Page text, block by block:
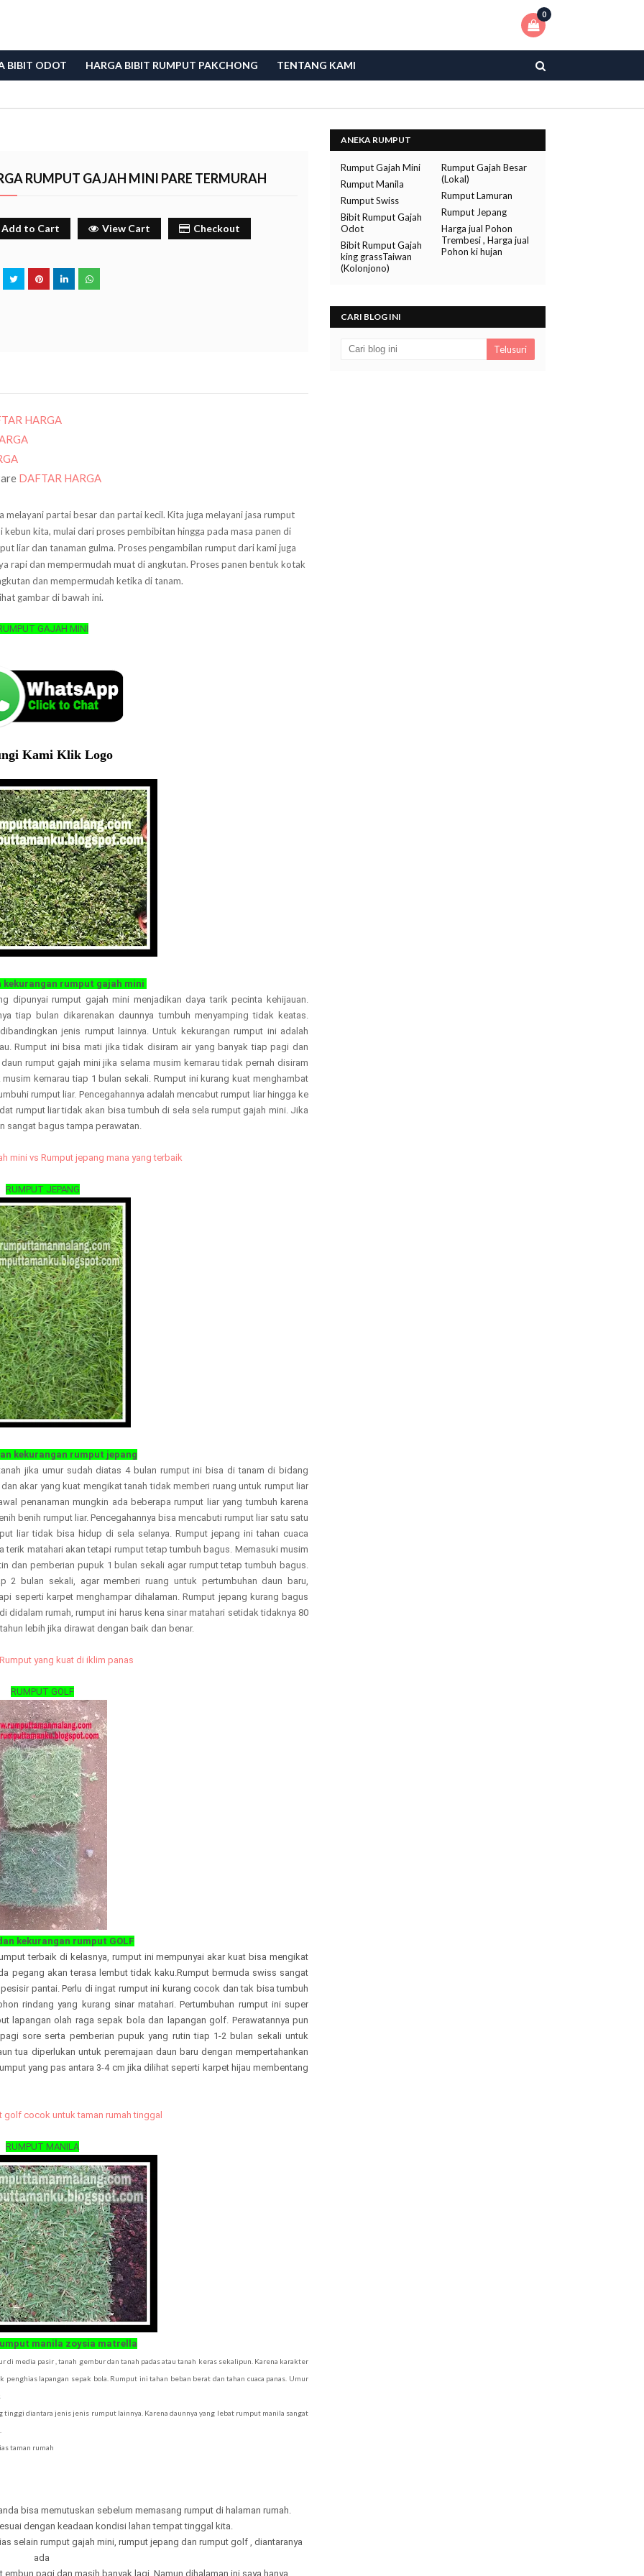
0
BIBIT ODOT HARGA BIBIT RUMPUT PAKCHONG TENTANG KAMI
RUMPUT GAJAH MINI PARE TERMURAH
Add to Cart View Cart Checkout
HARGA
DAFTAR HARGA
partai besar dan partai kecil. Kita juga melayani jasa rumput
kebun kita, mulai dari proses pembibitan hingga pada masa panen di
liar dan tanaman gulma. Proses pengambilan rumput dari kami juga
rapi dan mempermudah muat di angkutan. Proses panen bentuk kotak
dan mempermudah ketika di tanam.
gambar di bawah ini.
GAJAH MINI
Kami Klik Logo
kekurangan rumput gajah mini
dipunyai rumput gajah mini menjadikan daya tarik pecinta kehijauan.
tiap bulan dikarenakan daunnya tumbuh menyamping tidak keatas.
jenis rumput lainnya. Untuk kekurangan rumput ini adalah
Rumput ini bisa mati jika tidak disiram air yang banyak tiap pagi dan
rumput gajah mini jika selama musim kemarau tidak pernah disiram
kemarau tiap 1 bulan sekali. Rumput ini kurang kuat menghambat
rumput liar. Pencegahannya adalah mencabut rumput liar hingga ke
rumput liar tidak akan bisa tumbuh di sela sela rumput gajah mini. Jika
sangat bagus tampa perawatan.
mini vs Rumput jepang mana yang terbaik
RUMPUT JEPANG
kekurangan rumput jepang
jika umur sudah diatas 4 bulan rumput ini bisa di tanam di bidang
akar yang kuat mengikat tanah tidak memberi ruang untuk rumput liar
penanaman mungkin ada beberapa rumput liar yang tumbuh karena
benih rumput liar. Pencegahannya bisa mencabuti rumput liar satu satu
liar tidak bisa hidup di sela selanya. Rumput jepang ini tahan cuaca
terik matahari akan tetapi rumput tetap tumbuh bagus. Memasuki musim
dan pemberian pupuk 1 bulan sekali agar rumput tetap tumbuh bagus.
2 bulan sekali, agar memberi ruang untuk pertumbuhan daun baru,
seperti karpet menghampar dihalaman. Rumput jepang kurang bagus
didalam rumah, rumput ini harus kena sinar matahari setidak tidaknya 80
lebih jika dirawat dengan baik dan benar.
yang kuat di iklim panas
RUMPUT GOLF
kekurangan rumput GOLF
terbaik di kelasnya, rumput ini mempunyai akar kuat bisa mengikat
pegang akan terasa lembut tidak kaku.Rumput bermuda swiss sangat
pantai.Perlu di ingat rumput ini kurang cocok dan tak bisa tumbuh
rindang yang kurang sinar matahari.Pertumbuhan rumput ini super
lapangan olah raga sepak bola dan lapangan golf. Perawatannya pun
sore serta pemberian pupuk yang rutin tiap 1-2 bulan sekali untuk
tua diperlukan untuk peremajaan daun baru dengan mempertahankan
yang pas antara 3-4 cm jika dilihat seperti karpet hijau membentang
golf cocok untuk taman rumah tinggal
RUMPUT MANILA
manila zoysia matrella
media pasir , tanah gembur dan tanah padas atau tanah keras sekalipun. Karena karakter
lapangan sepak bola. Rumput ini tahan beban berat dan tahan cuaca panas. Umur
tinggi diantara jenis jenis rumput lainnya. Karena daunnya yang lebat rumput manila sangat
taman rumah
bisa memutuskan sebelum memasang rumput di halaman rumah.
dengan keadaan kondisi lahan tempat tinggal kita.
selain rumput gajah mini, rumput jepang dan rumput golf , diantaranya
ada
pagi dan masih banyak lagi. Namun dihalaman ini saya hanya
ANEKA RUMPUT
Rumput Gajah Mini
Rumput Gajah Besar
(Lokal)
Rumput Manila
Rumput Lamuran
Rumput Swiss
Rumput Jepang
Bibit Rumput Gajah
Odot
Harga jual Pohon
Trembesi , Harga jual
Pohon ki hujan
Bibit Rumput Gajah
king grassTaiwan
(Kolonjono)
CARI BLOG INI